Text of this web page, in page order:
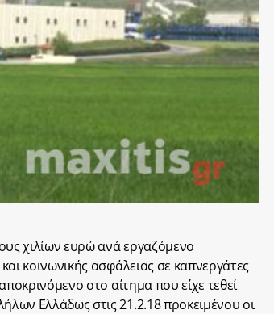
χιλίων ευρώ ανά εργαζόμενο
κοινωνικής ασφάλειας σε καπνεργάτες
στο αίτημα που είχε τεθεί
Ελλάδως στις 21.2.18 προκειμένου οι